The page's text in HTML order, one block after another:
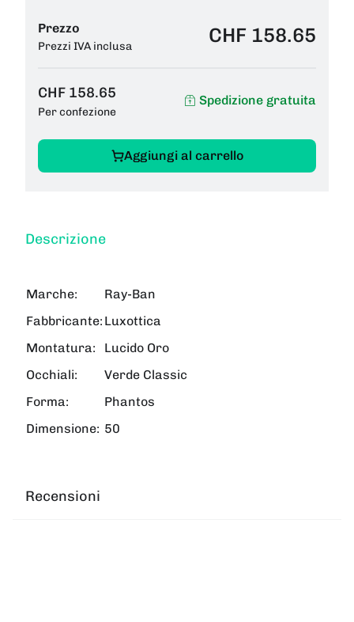
Prezzo
Prezzi IVA inclusa CHF 158.65
CHF 158.65
Per confezione
Spedizione gratuita
Aggiungi al carrello
Descrizione
Marche:
Ray-Ban
Fabbricante: Luxottica
Montatura:
Lucido Oro
Occhiali:
Verde Classic
Forma:
Phantos
Dimensione: 50
Recensioni